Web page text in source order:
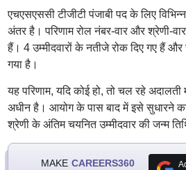
एचएसएससी टीजीटी पंजाबी पद के लिए
अंतर है। परिणाम रोल नंबर-वार और श्रेणी-
हैं। 4 उम्मीदवारों के नतीजे रोक दिए गए हैं
गया है।
यह परिणाम, यदि कोई हो, तो चल रहे
अधीन है। आयोग के पास बाद में इसे सुधारने
श्रेणी के अंतिम चयनित उम्मीदवार की जन्म
MAKE CAREERS360